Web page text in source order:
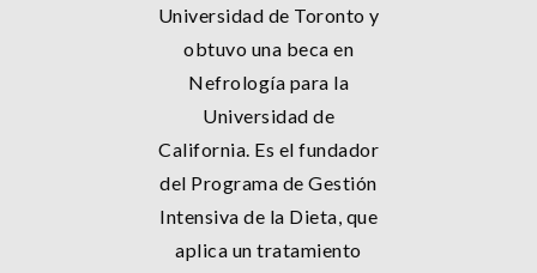
Universidad de Toronto y
obtuvo una beca en
Nefrología para la
Universidad de
California. Es el fundador
del Programa de Gestión
Intensiva de la Dieta, que
aplica un tratamiento